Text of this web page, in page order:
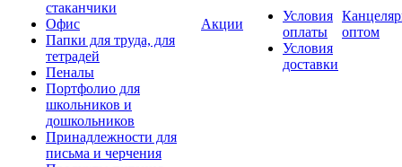
стаканчики
Офис
Папки для труда, для
тетрадей
Пеналы
Портфолио для
школьников и
дошкольников
Принадлежности для
письма и черчения
Акции
Условия
оплаты
Условия
доставки
оптом